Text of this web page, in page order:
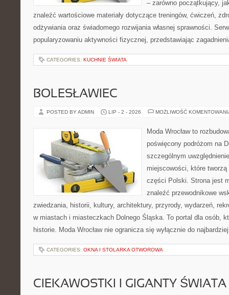
– zarówno początkujący,
znaleźć wartościowe materiały dotyczące treningów, ćwiczeń,
odżywiania oraz świadomego rozwijania własnej sprawności.
popularyzowaniu aktywności fizycznej, przedstawiając
CATEGORIES: KUCHNIE ŚWIATA
BOLESŁAWIEC
POSTED BY ADMIN LIP - 2 - 2026 MOŻLIWOŚĆ
Moda Wrocław to
poświęcony podróżom na
szczególnym
miejscowości, które
części Polski. Strona jest
znaleźć przewodnikowe
zwiedzania, historii, kultury, architektury, przyrody, wydarzeń,
w miastach i miasteczkach Dolnego Śląska. To portal dla osób,
historie. Moda Wrocław nie ogranicza się wyłącznie do
CATEGORIES: OKNA I STOLARKA OTWOROWA
CIEKAWOSTKI I GIGANTY ŚWIATA